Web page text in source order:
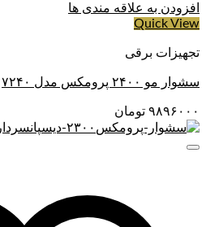
افزودن به علاقه مندی ها
Quick View
تجهیزات برقی
سشوار مو ۲۴۰۰ پرومکس مدل ۷۲۴۰
۹۸۹۶۰۰۰ تومان